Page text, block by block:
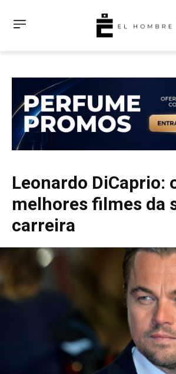
Leonardo DiCaprio:
melhores filmes da
carreira